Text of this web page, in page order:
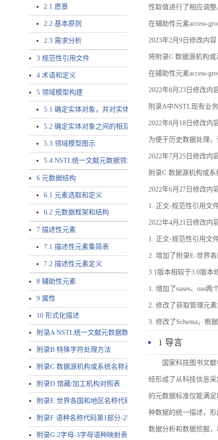
2.1 愿景
2.2 基本原则
2.3 需求分析
3 规范性引用文件
4 术语和定义
5 领域模型构建
5.1 确定实体对象，并对实体对象命名
5.2 确定实体对象之间的相互关系，定义实体对象之间的
5.3 领域模型图示
5.4 NSTL统一文献元数据领域模型的验证
6 元数据结构
6.1 元素选取和定义
6.2 元数据框架和结构
7 描述性元素
7.1 描述性元素集简表
7.2 描述性元素定义
8 辅助性元素
9 属性
10 形式化描述
附录A NSTL统一文献元数据数据唯一标识符规则
附录B 特殊字符处理方法
附录C 数据源机构或系统名称表
附录D 馆藏/加工机构对照表
附录E 世界各国和地区名称代码-2字母代码（GB/T 2659-
附录F 语种名称代码第1部分-2字母代码（GB/T 4880.1-2005
附录G 2字母-3字母语种映射表
性取值进行了相应调整
在辅助性元素access-
2023年2月9日修改内容
将附录C 数据源机构或
在辅助性元素access-
2022年8月23日修改内
附录A中NSTL现有业
2022年8月18日修改内
为便于历史数据处理
2022年7月25日修改内
附录C 数据源机构或
2022年6月27日修改内
1. 正文-规范性引用文
2022年4月21日修改内
1. 正文-规范性引用文
2. 增加了附录E-世界
3.1版本相较于3.0版本
1. 增加了oases、oas
2. 修改了获取管理元
3. 修改了Schema，根
1 导言
国家科技图书文
经形成了从科技信息
的元数据标准仅能满
种数据的统一描述，
数据分析和数据挖掘